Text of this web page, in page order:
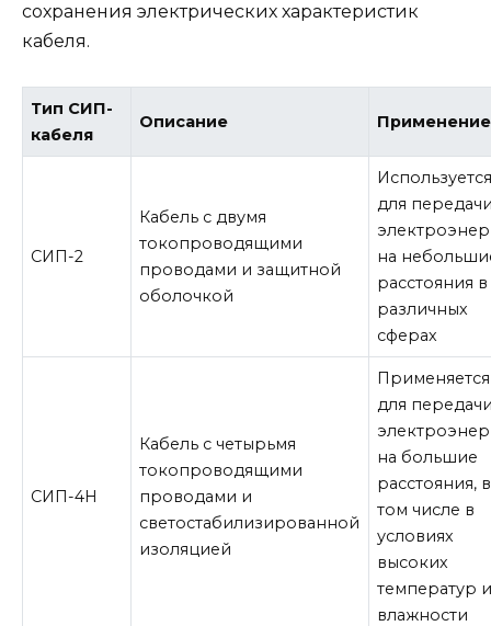
сохранения электрических характеристик
кабеля.
Тип СИП-
кабеля
Описание Применение
СИП-2
Кабель с двумя
токопроводящими
проводами и защитной
оболочкой
для
на
расстояния в
различных
сферах
СИП-4Н
Кабель с четырьмя
токопроводящими
проводами и
светостабилизированной
изоляцией
Применяется
для
на большие
расстояния, в
том числе в
условиях
высоких
температур
влажности